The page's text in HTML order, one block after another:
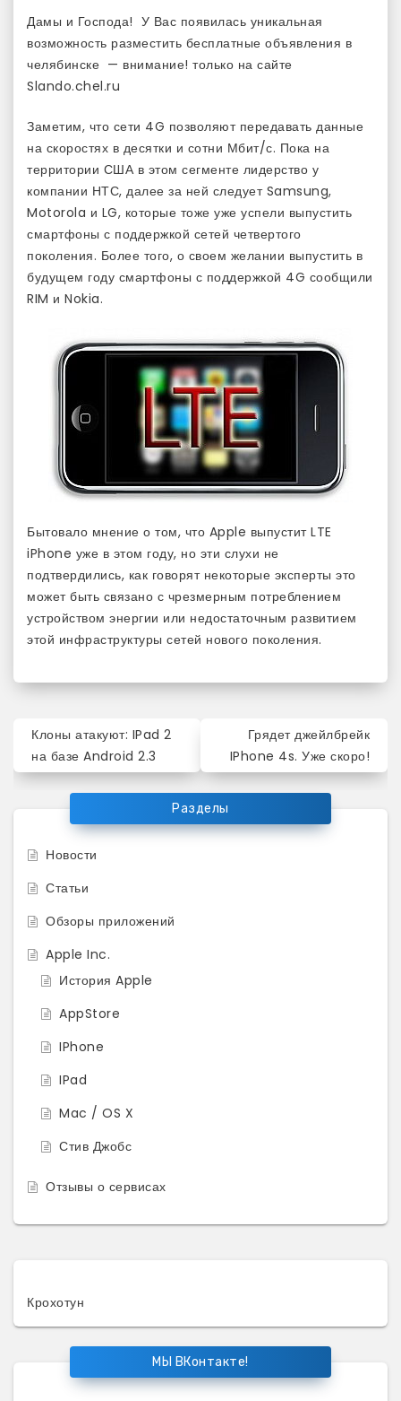
Дамы и Господа! У Вас появилась уникальная
возможность разместить бесплатные объявления в
челябинске — внимание! только на сайте
Slando.chel.ru
Заметим, что сети 4G позволяют передавать данные
на скоростях в десятки и сотни Мбит/с. Пока на
территории США в этом сегменте лидерство у
компании НТС, далее за ней следует Samsung,
Motorola и LG, которые тоже уже успели выпустить
смартфоны с поддержкой сетей четвертого
поколения. Более того, о своем желании выпустить в
будущем году смартфоны с поддержкой 4G сообщили
RIM и Nokia.
Бытовало мнение о том, что Apple выпустит LTE
iPhone уже в этом году, но эти слухи не
подтвердились, как говорят некоторые эксперты это
может быть связано с чрезмерным потреблением
устройством энергии или недостаточным развитием
этой инфраструктуры сетей нового поколения.
Навигация
по
записям
Клоны атакуют: IPad 2
на базе Android 2.3
Грядет джейлбрейк
IPhone 4s. Уже скоро!
Разделы
Новости
Статьи
Обзоры приложений
Apple Inc.
История Apple
AppStore
IPhone
IPad
Mac / OS X
Стив Джобс
Отзывы о сервисах
Крохотун
МЫ ВКонтакте!